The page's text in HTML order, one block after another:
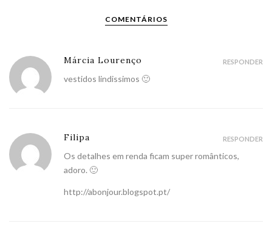
COMENTÁRIOS
Márcia Lourenço
vestidos lindissimos 🙂
RESPONDER
Filipa
Os detalhes em renda ficam super românticos,
adoro. 🙂
http://abonjour.blogspot.pt/
RESPONDER